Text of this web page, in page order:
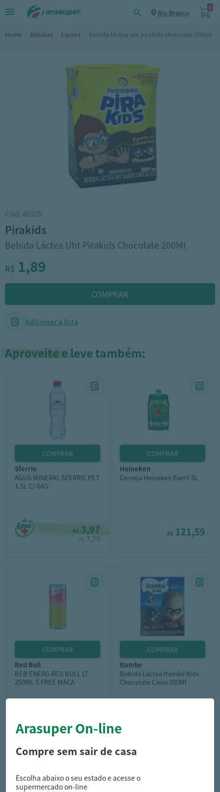
Rio Branco
0
Home / Bebidas / Lactea / Bebida láctea uht pirakids chocolate 200ml
Cód: 46925
pirakids
Bebida Láctea Uht Pirakids Chocolate 200Ml
R$ 1,89
Adicionar a lista
Aproveite e leve também:
sferrie
AGUA MINERAL SFERRIE PET
1.5L C/ GAS
R$ 3,97
R$ 7,79
heineken
Cerveja Heineken Barril 5L
R$ 121,59
red bull
BEB ENERG RED BULL LT
250ML S FREE MACA
R$ 8,99
R$11,49
itambe
Bebida Láctea Itambé Kids
Chocolate Caixa 200Ml
Arasuper On-line
Compre sem sair de casa
Escolha abaixo o seu estado e acesse o
supermercado on-line